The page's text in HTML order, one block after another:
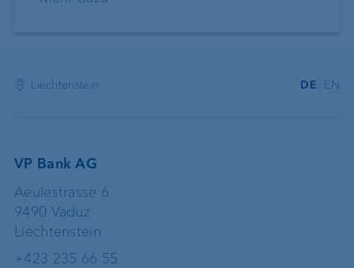
Liechtenstein DE EN
VP Bank AG
Aeulestrasse 6
9490 Vaduz
Liechtenstein
+423 235 66 55